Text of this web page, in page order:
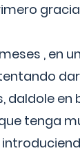
, en
en
tenga